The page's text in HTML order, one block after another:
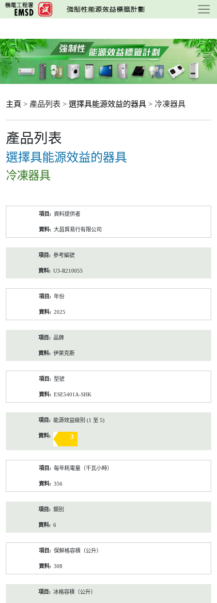
跳
至
要
內
容
主頁 > 產品列表 > 選擇具能源效益的器具 > 冷凍器具
產品列表
選擇具能源效益的器具
冷凍器具
資料提供者
大昌貿易行有限公司
參考編號
U3-R210055
年份
2025
品牌
伊萊克斯
型號
ESE5401A-SHK
能源效益級別 (1 至 5)
3
每年耗電量（千瓦小時）
356
類別
6
保鮮格容積（公升）
308
冰格容積（公升）